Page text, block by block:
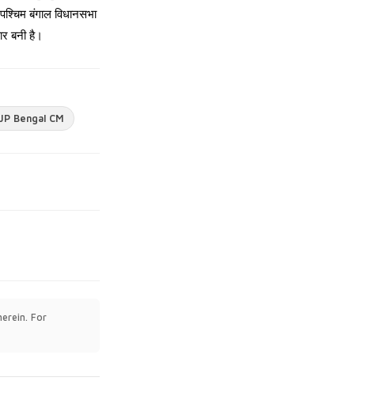
बंगाल विधानसभा
बनी है।
Bengal CM
For